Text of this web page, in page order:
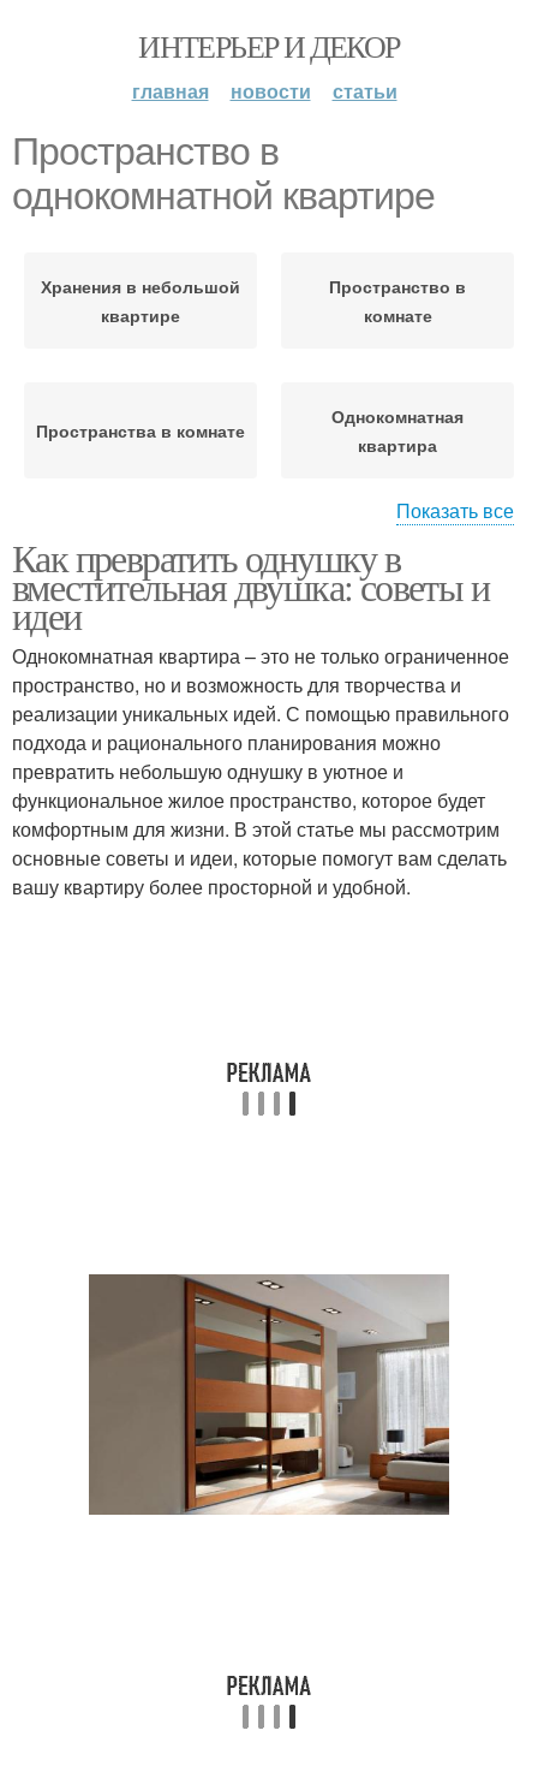
ИНТЕРЬЕР И ДЕКОР
главная новости статьи
Пространство в
однокомнатной квартире
Хранения в небольшой
квартире
Пространство в
комнате
Пространства в комнате
Однокомнатная
квартира
однокомнатной
квартиры
квартире
Комфорт в
однокомнатной
квартире
Единое пространство
Квартира без
перегородок
Пространство в
небольшой квартире
Квартира для разных
Показать все
Как превратить однушку в
вместительная двушка: советы и
идеи
Однокомнатная квартира – это не только ограниченное
пространство, но и возможность для творчества и
реализации уникальных идей. С помощью правильного
подхода и рационального планирования можно
превратить небольшую однушку в уютное и
функциональное жилое пространство, которое будет
комфортным для жизни. В этой статье мы рассмотрим
основные советы и идеи, которые помогут вам сделать
вашу квартиру более просторной и удобной.